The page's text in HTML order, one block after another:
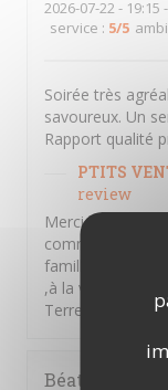
2026-07-22- 19:15
service : 5/5
Soirée très
savoureux. Un
Rapport qualité
PTITS
review
Merci Mikael
commentaire
famille entre
,à la
Terre. Amitiés
Béatrice